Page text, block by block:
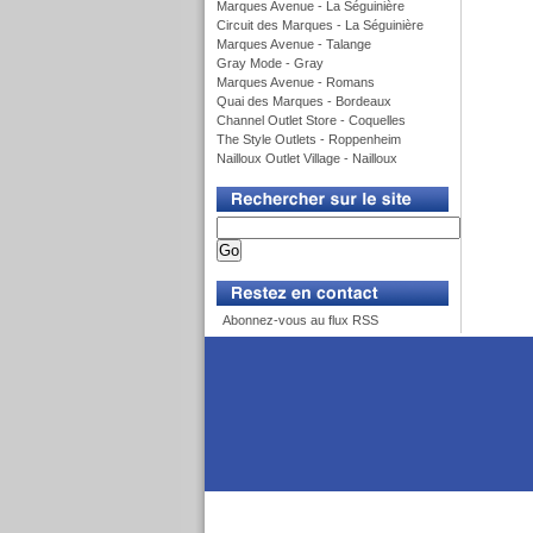
Marques Avenue - La Séguinière
Circuit des Marques - La Séguinière
Marques Avenue - Talange
Gray Mode - Gray
Marques Avenue - Romans
Quai des Marques - Bordeaux
Channel Outlet Store - Coquelles
The Style Outlets - Roppenheim
Nailloux Outlet Village - Nailloux
Abonnez-vous au flux RSS